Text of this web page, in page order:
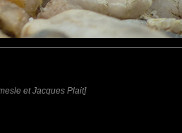
et Jacques Plait]